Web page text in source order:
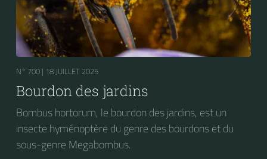
N° 700 | 18 JUILLET 2025
Bourdon des jardins
Bombus hortorum, le bourdon des jardins, est un
insecte hyménoptère du genre des bourdons et du
sous-genre Megabombus.